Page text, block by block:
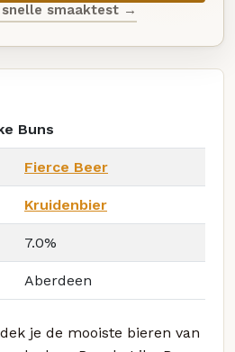
snelle smaaktest →
Buns
Fierce Beer
Kruidenbier
7.0%
Aberdeen
je de mooiste bieren van